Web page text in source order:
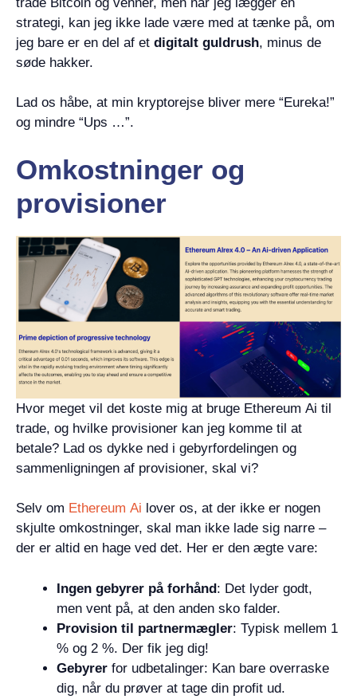
strategi, kan jeg ikke lade være med at tænke på, om
jeg bare er en del af et digitalt guldrush, minus de
søde hakker.
Lad os håbe, at min kryptorejse bliver mere “Eureka!”
og mindre “Ups …”.
Omkostninger og
provisioner
Hvor meget vil det koste mig at bruge Ethereum Ai til
trade, og hvilke provisioner kan jeg komme til at
betale? Lad os dykke ned i gebyrfordelingen og
sammenligningen af provisioner, skal vi?
Selv om Ethereum Ai lover os, at der ikke er nogen
skjulte omkostninger, skal man ikke lade sig narre –
der er altid en hage ved det. Her er den ægte vare:
Ingen gebyrer på forhånd: Det lyder godt,
men vent på, at den anden sko falder.
Provision til partnermægler: Typisk mellem 1
% og 2 %. Der fik jeg dig!
Gebyrer for udbetalinger: Kan bare overraske
dig, når du prøver at tage din profit ud.